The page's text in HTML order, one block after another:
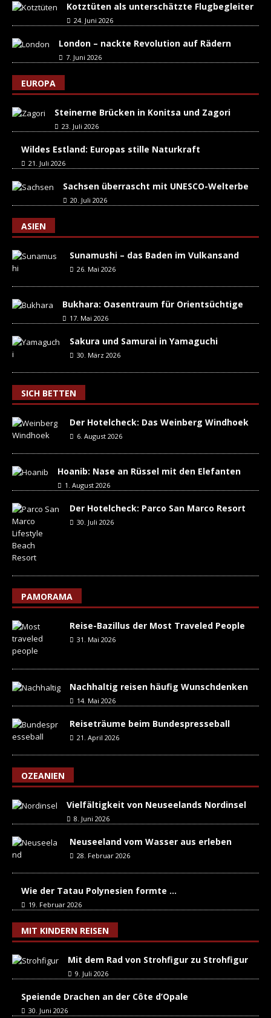
Kotztüten als unterschätzte Flugbegleiter
24. Juni 2026
London – nackte Revolution auf Rädern
7. Juni 2026
EUROPA
Steinerne Brücken in Konitsa und Zagori
23. Juli 2026
Wildes Estland: Europas stille Naturkraft
21. Juli 2026
Sachsen überrascht mit UNESCO-Welterbe
20. Juli 2026
ASIEN
Sunamushi – das Baden im Vulkansand
26. Mai 2026
Bukhara: Oasentraum für Orientsüchtige
17. Mai 2026
Sakura und Samurai in Yamaguchi
30. März 2026
SICH BETTEN
Der Hotelcheck: Das Weinberg Windhoek
6. August 2026
Hoanib: Nase an Rüssel mit den Elefanten
1. August 2026
Der Hotelcheck: Parco San Marco Resort
30. Juli 2026
PAMORAMA
Reise-Bazillus der Most Traveled People
31. Mai 2026
Nachhaltig reisen häufig Wunschdenken
14. Mai 2026
Reiseträume beim Bundespresseball
21. April 2026
OZEANIEN
Vielfältigkeit von Neuseelands Nordinsel
8. Juni 2026
Neuseeland vom Wasser aus erleben
28. Februar 2026
Wie der Tatau Polynesien formte …
19. Februar 2026
MIT KINDERN REISEN
Mit dem Rad von Strohfigur zu Strohfigur
9. Juli 2026
Speiende Drachen an der Côte d’Opale
30. Juni 2026